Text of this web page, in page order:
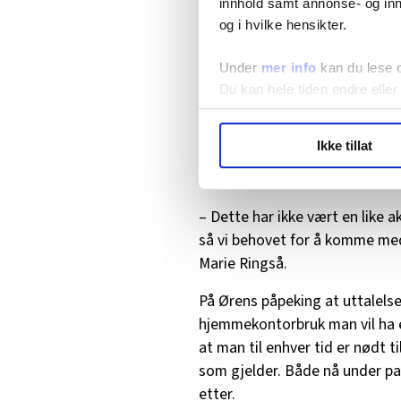
innhold samt annonse- og
og i hvilke hensikter.
Under mer info kan du lese
Du kan hele tiden endre
hvordan våre nettsider blir
Ikke tillat
Les også:Monica ble truet
Man må alltid sette
skattereglene
Skatteetaten mener
– Dette har ikke vært en like
så vi behovet for å komme
Marie Ringså.
På Ørens påpeking at
hjemmekontorbruk man vil
at man til enhver tid er nødt
som gjelder. Både nå under
etter.